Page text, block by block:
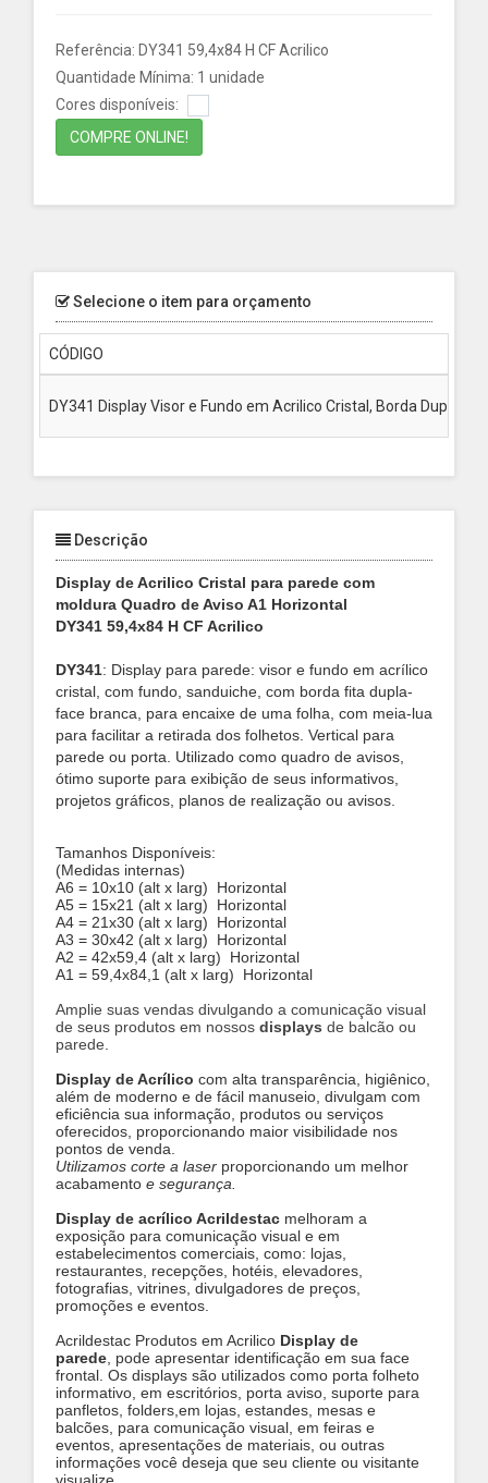
Referência: DY341 59,4x84 H CF Acrilico
Quantidade Mínima: 1 unidade
Cores disponíveis:
COMPRE ONLINE!
Selecione o item para orçamento
CÓDIGO
DY341 Display Visor e Fundo em Acrilico Cristal, Borda Dupla
Descrição
Display de Acrilico Cristal para parede com
moldura Quadro de Aviso A1 Horizontal
DY341 59,4x84 H CF Acrilico
DY341: Display para parede: visor e fundo em acrílico
cristal, com fundo, sanduiche, com borda fita dupla-
face branca, para encaixe de uma folha, com meia-lua
para facilitar a retirada dos folhetos. Vertical para
parede ou porta. Utilizado como quadro de avisos,
ótimo suporte para exibição de seus informativos,
projetos gráficos, planos de realização ou avisos.
Tamanhos Disponíveis:
(Medidas internas)
A6 = 10x10 (alt x larg)
Horizontal
A5 = 15x21 (alt x larg)
Horizontal
A4 = 21x30 (alt x larg)
Horizontal
A3 = 30x42 (alt x larg)
Horizontal
A2 = 42x59,4 (alt x larg)
Horizontal
A1 = 59,4x84,1 (alt x larg)
Horizontal
Amplie suas vendas divulgando a comunicação visual
de seus produtos em nossos displays de balcão ou
parede
Display de Acrílico com alta transparência, higiênico,
além de moderno e de fácil manuseio, divulgam com
eficiência sua informação, produtos ou serviços
oferecidos, proporcionando maior visibilidade nos
pontos de venda.
Utilizamos corte a laser proporcionando um melhor
acabamento e segurança.
Display de acrílico Acrildestac melhoram a
exposição para comunicação visual e em
estabelecimentos comerciais, como: lojas,
restaurantes, recepções, hotéis, elevadores,
fotografias, vitrines, divulgadores de preços,
promoções e eventos.
Acrildestac Produtos em Acrilico Display de
parede , pode apresentar identificação em sua face
frontal. Os displays são utilizados como porta folheto
informativo, em escritórios, porta aviso, suporte para
panfletos, folders,em lojas, estandes, mesas e
balcões, para comunicação visual, em feiras e
eventos, apresentações de materiais, ou outras
informações você deseja que seu cliente ou visitante